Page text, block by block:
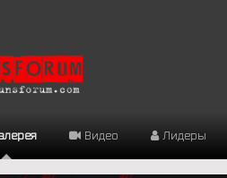
Видео Лидеры